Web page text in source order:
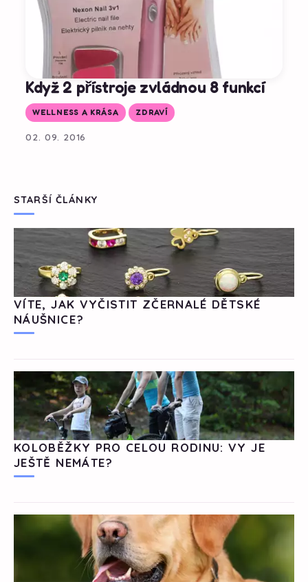
Když 2 přístroje zvládnou 8 funkcí
WELLNESS A KRÁSA ZDRAVÍ
02. 09. 2016
STARŠÍ ČLÁNKY
VÍTE, JAK VYČISTIT ZČERNALÉ DĚTSKÉ
NÁUŠNICE?
KOLOBĚŽKY PRO CELOU RODINU: VY JE
JEŠTĚ NEMÁTE?